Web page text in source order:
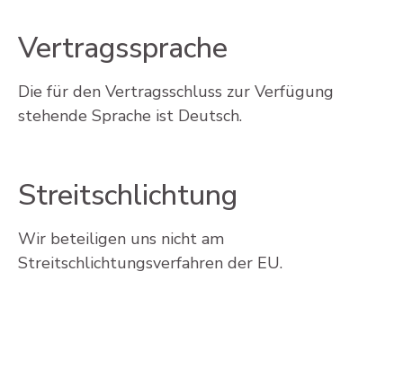
Vertragssprache
Die für den Vertragsschluss zur Verfügung
stehende Sprache ist Deutsch.
Streitschlichtung
Wir beteiligen uns nicht am
Streitschlichtungsverfahren der EU.